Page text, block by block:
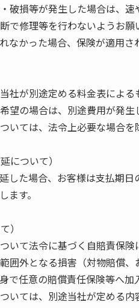
破損等が発生した場合は、速
で修理等を行わないようお願
なかった場合、保険が適用さ
社が別途定める料金表による
望の場合は、別途費用が発生
いては、法令上必要な場合を
について）
した場合、お客様は支払期
ます。
）
いて法令に基づく自賠責保険
囲外となる損害（対物賠償
で任意の賠償責任保険等へ加
いては、別途当社が定める内